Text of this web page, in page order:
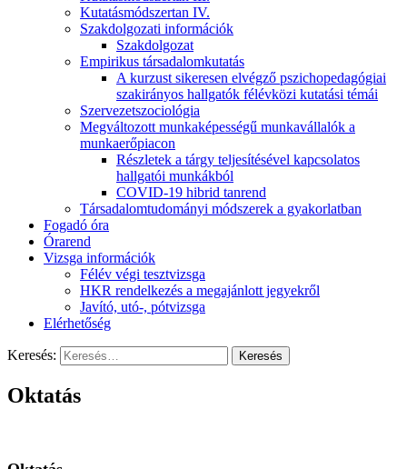
Kutatásmódszertan IV.
Szakdolgozati információk
Szakdolgozat
Empirikus társadalomkutatás
A kurzust sikeresen elvégző pszichopedagógiai
szakirányos hallgatók félévközi kutatási témái
Szervezetszociológia
Megváltozott munkaképességű munkavállalók a
munkaerőpiacon
Részletek a tárgy teljesítésével kapcsolatos
hallgatói munkákból
COVID-19 hibrid tanrend
Társadalomtudományi módszerek a gyakorlatban
Fogadó óra
Órarend
Vizsga információk
Félév végi tesztvizsga
HKR rendelkezés a megajánlott jegyekről
Javító, utó-, pótvizsga
Elérhetőség
Keresés:
Oktatás